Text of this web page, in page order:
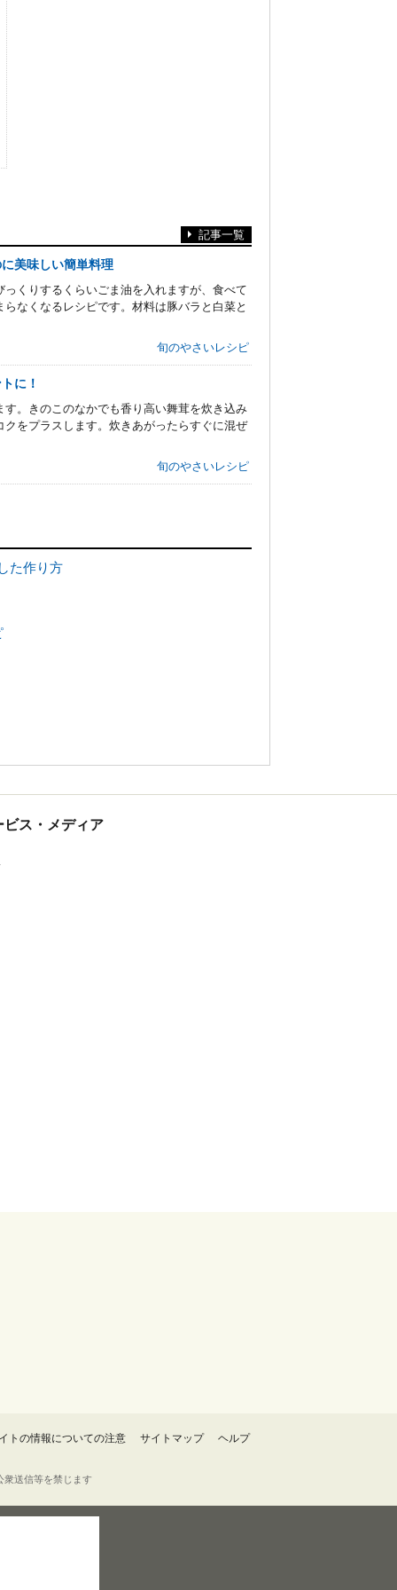
記事一覧
美味しい簡単料理
くりするくらいごま油を入れますが、食べて
なくなるレシピです。材料は豚バラと白菜と
旬のやさいレシピ
に！
。きのこのなかでも香り高い舞茸を炊き込み
をプラスします。炊きあがったらすぐに混ぜ
旬のやさいレシピ
た作り方
ス・メディア
トの情報についての注意 サイトマップ ヘルプ
衆送信等を禁じます